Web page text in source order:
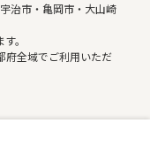
治市・亀岡市・大山崎
。
全域でご利用いただ